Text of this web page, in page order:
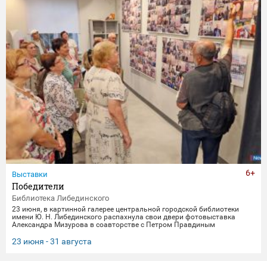
Выставки
Победители
Библиотека Либединского
23 июня, в картинной галерее центральной городской библиотеки
имени Ю. Н. Либединского распахнула свои двери фотовыставка
Александра Мизурова в соавторстве с Петром Правдиным
"Дирижабль" в праздничные майские дни). 250 фотографий - и за
каждым кадром 40 лет неустанной работы мастера, 40 лет трепетного
23 июня - 31 августа
6+